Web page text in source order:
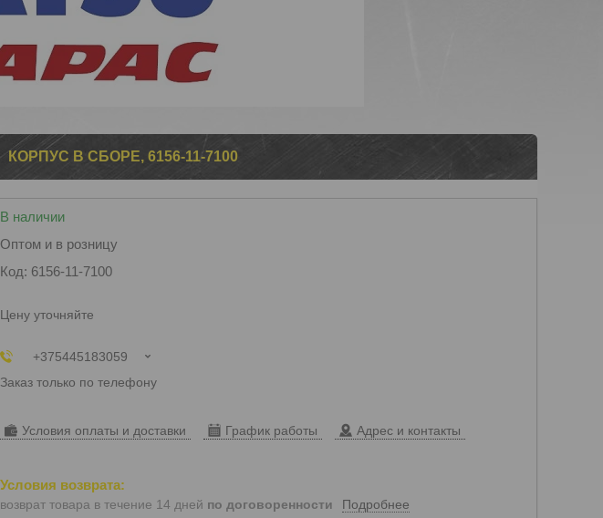
КОРПУС В СБОРЕ, 6156-11-7100
В наличии
Оптом и в розницу
Код: 6156-11-7100
Цену уточняйте
+375445183059
Заказ только по телефону
Условия оплаты и доставки График работы Адрес и контакты
возврат товара в течение 14 дней по договоренности Подробнее